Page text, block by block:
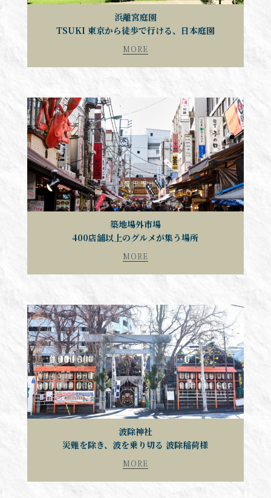
浜離宮庭園
TSUKI 東京から徒歩で行ける、日本庭園
MORE
築地場外市場
400店舗以上のグルメが集う場所
MORE
波除神社
災難を除き、波を乗り切る 波除稲荷様
MORE